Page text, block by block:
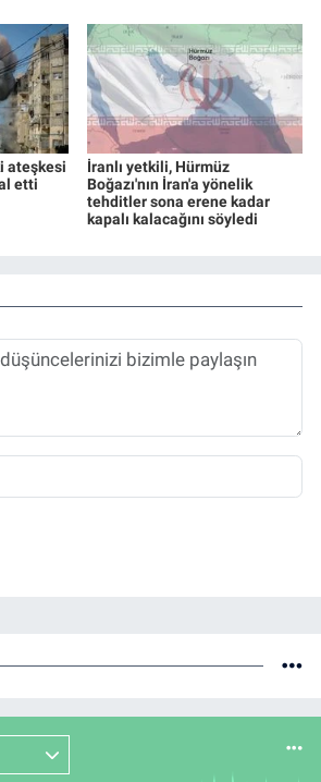
ateşkesi
etti
İranlı yetkili, Hürmüz
Boğazı'nın İran'a yönelik
tehditler sona erene kadar
kapalı kalacağını söyledi